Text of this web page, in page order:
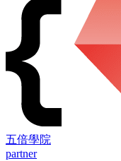
五倍學院
partner